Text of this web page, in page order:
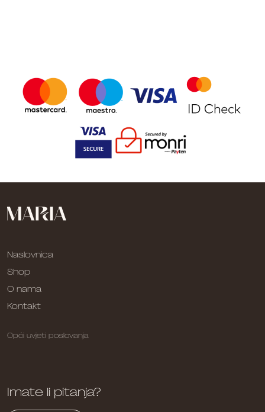
Naslovnica
Shop
O nama
Kontakt
Opći uvjeti poslovanja
Imate li pitanja?